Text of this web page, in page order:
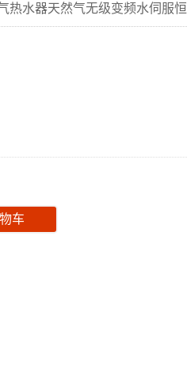
热水器天然气无级变频水伺服
车